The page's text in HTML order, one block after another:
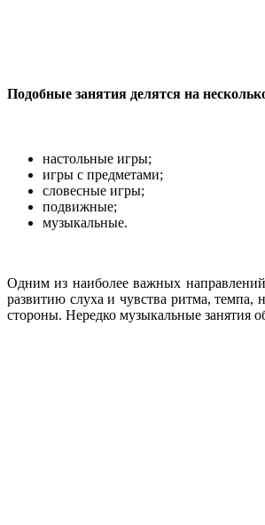
Подобные занятия делятся на
настольные игры;
игры с предметами;
словесные игры;
подвижные;
музыкальные.
Одним из наиболее важных направлений
развитию слуха и чувства ритма,
стороны. Нередко музыкальные занятия